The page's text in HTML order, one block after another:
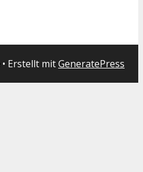
• Erstellt mitGeneratePress